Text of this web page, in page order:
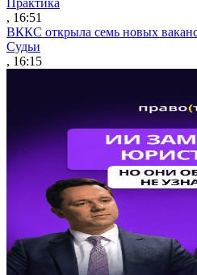
Практика
, 16:51
ВККС открыла семь новых
Судьи
, 16:15